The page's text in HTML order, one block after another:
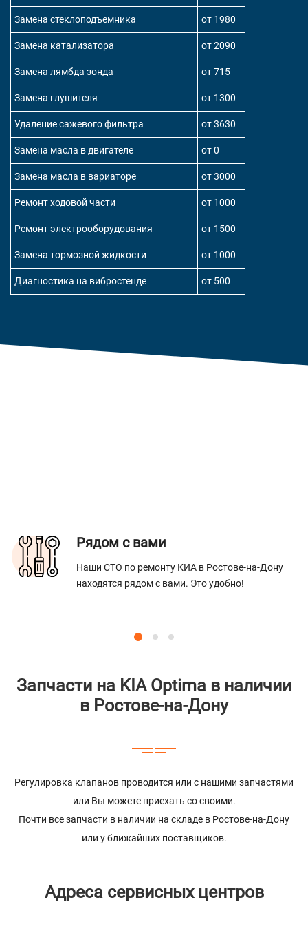
Замена стеклоподъемника от 1980
Замена катализатора от 2090
Замена лямбда зонда от 715
Замена глушителя от 1300
Удаление сажевого фильтра от 3630
Замена масла в двигателе от 0
Замена масла в вариаторе от 3000
Ремонт ходовой части от 1000
Ремонт электрооборудования от 1500
Замена тормозной жидкости от 1000
Диагностика на вибростенде от 500
Рядом с вами
Наши СТО по ремонту КИА в Ростове-на-Дону
находятся рядом с вами. Это удобно!
Запчасти на KIA Optima в наличии
в Ростове-на-Дону
Регулировка клапанов проводится или с нашими запчастями
или Вы можете приехать со своими.
Почти все запчасти в наличии на складе в Ростове-на-Дону
или у ближайших поставщиков.
Адреса сервисных центров